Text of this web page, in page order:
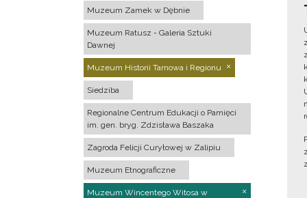
Muzeum Zamek w Dębnie
Muzeum Ratusz - Galeria Sztuki
Dawnej
Muzeum Historii Tarnowa i Regionu
Siedziba
Regionalne Centrum Edukacji o Pamięci
im. gen. bryg. Zdzisława Baszaka
Zagroda Felicji Curyłowej w Zalipiu
Muzeum Etnograficzne
Muzeum Wincentego Witosa w